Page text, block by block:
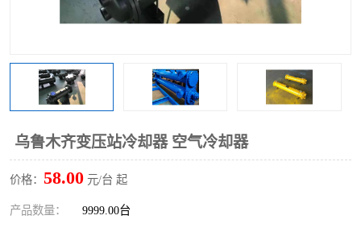
乌鲁木齐变压站冷却器 空气冷却器
价格： 58.00 元/台 起
产品数量： 9999.00台